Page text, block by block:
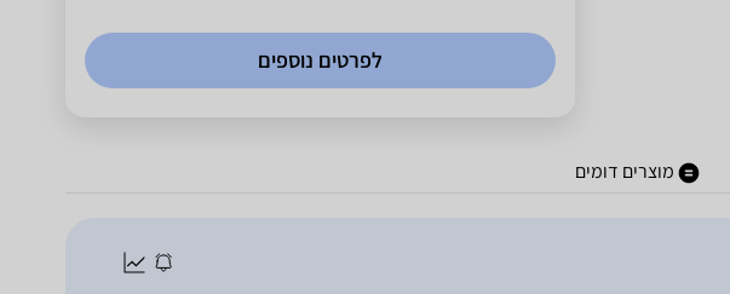
לפרטים נוספים
מוצרים דומים